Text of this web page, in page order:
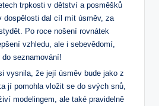
trpkosti v dětství a posměšků
dospělosti dal cíl mít úsměv, za
Po roce nošení rovnátek
vzhledu, ale i sebevědomí,
seznamování!
vysnila, že její úsměv bude jako z
jí pomohla vložit se do svých snů,
modelingem, ale také pravidelně